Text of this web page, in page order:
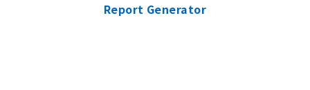
Report Generator